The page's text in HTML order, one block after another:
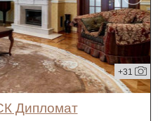
+31
Дипломат